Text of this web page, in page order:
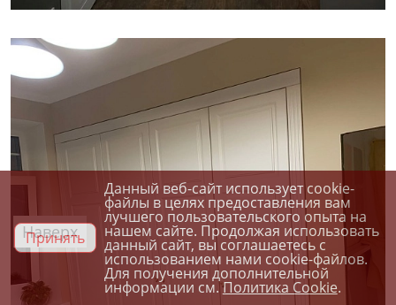
Наверх
Принять
Данный веб-сайт использует cookie-
файлы в целях предоставления вам
лучшего пользовательского опыта на
нашем сайте. Продолжая использовать
данный сайт, вы соглашаетесь с
использованием нами cookie-файлов.
Для получения дополнительной
информации см.Политика Cookie.